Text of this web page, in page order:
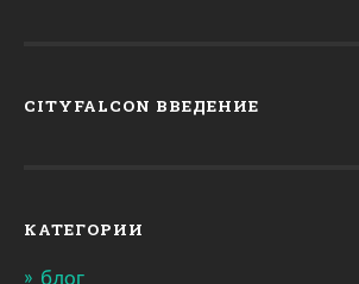
CITYFALCON ВВЕДЕНИЕ
КАТЕГОРИИ
блог